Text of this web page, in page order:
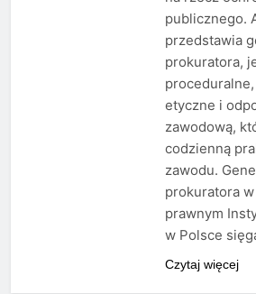
publicznego.
przedstawia
prokuratora,
etyczne i
zawodową,
codzienną
zawodu.
prokuratora
prawnym
w Polsce
Czytaj więcej